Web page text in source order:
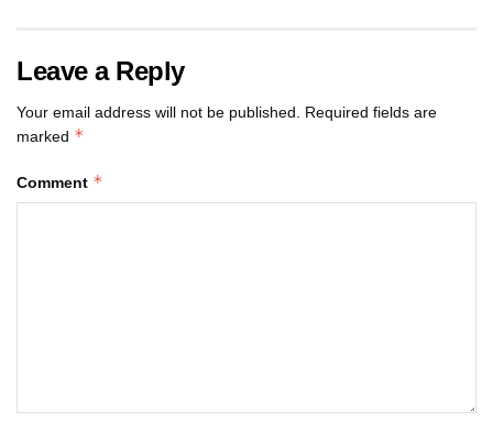
Leave a Reply
Your email address will not be published. Required fields are
marked *
Comment *